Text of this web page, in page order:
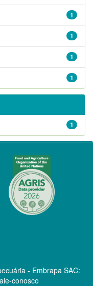
1
1
1
1
1
- Embrapa SAC:
conosco